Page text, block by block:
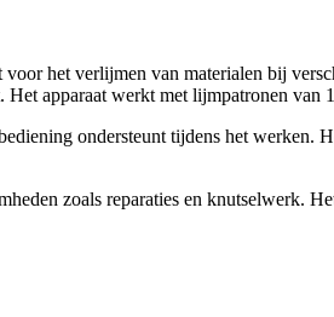
het verlijmen van materialen bij
apparaat werkt met lijmpatronen van
ondersteunt tijdens het
zoals reparaties en knutselwerk.